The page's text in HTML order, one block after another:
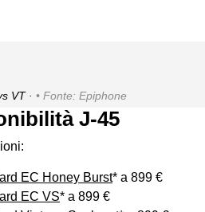
VT · Fonte: Epiphone
J-45
EC Honey Burst* a 899 €
EC VS* a 899 €